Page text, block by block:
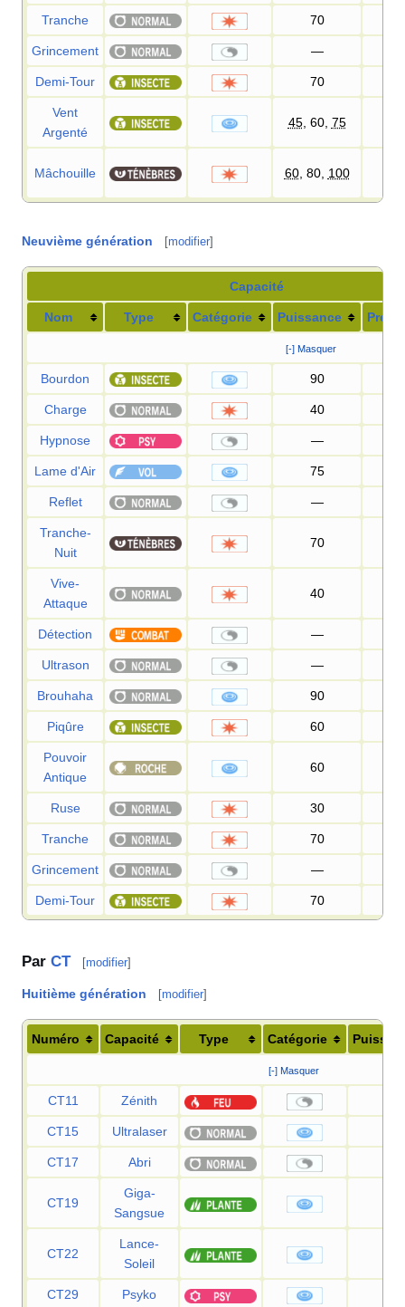
Tranche 70
Grincement —
Demi-Tour 70
Vent
Argenté
45, 60, 75
Mâchouille 60, 80, 100
Neuvième génération [modifier]
Capacité
Nom Type Catégorie Puissance
[-] Masquer
Bourdon 90
Charge 40
Hypnose —
Lame d'Air 75
Reflet —
Tranche-
Nuit
70
Vive-
Attaque
40
Détection —
Ultrason —
Brouhaha 90
Piqûre 60
Pouvoir
Antique
60
Ruse 30
Tranche 70
Grincement —
Demi-Tour 70
Par CT [modifier]
Huitième génération [modifier]
Numéro Capacité Type Catégorie
[-] Masquer
CT11 Zénith
CT15 Ultralaser
CT17 Abri
CT19
Giga-
Sangsue
CT22
Lance-
Soleil
CT29 Psyko